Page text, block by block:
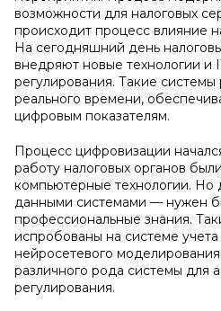
возможности для налоговых
происходит процесс влияние
На сегодняшний день
внедряют новые технологии и
регулирования. Такие
реального времени,
цифровым показателям.
Процесс цифровизации
работу налоговых органов
компьютерные технологии. Но
данными системами — нужен
профессиональные знания.
испробованы на системе
нейросетевого
различного рода системы для
регулирования.